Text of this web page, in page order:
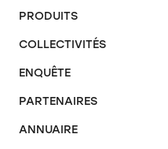
PRODUITS
COLLECTIVITÉS
ENQUÊTE
PARTENAIRES
ANNUAIRE